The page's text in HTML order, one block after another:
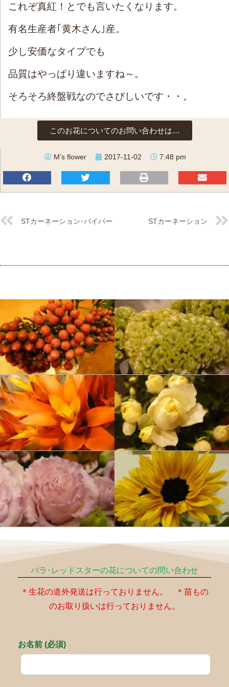
これぞ真紅！とでも言いたくなります。
有名生産者｢黄木さん｣産。
少し安価なタイプでも
品質はやっぱり違いますね～。
そろそろ終盤戦なのでさびしいです・・。
このお花についてのお問い合わせは…
M’s flower 2017-11-02 7:48 pm
STカーネーション･バイパー STカーネーション
バラ･レッドスターの花についての問い合わせ
＊生花の道外発送は行っておりません。 ＊苗もの
のお取り扱いは行っておりません。
お名前 (必須)